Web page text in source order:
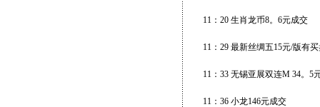
11：20 生肖龙币8。6元成交
11：29 最新丝绸五15元/版有
11：33 无锡亚展双连M 34。5
11：36 小龙146元成交